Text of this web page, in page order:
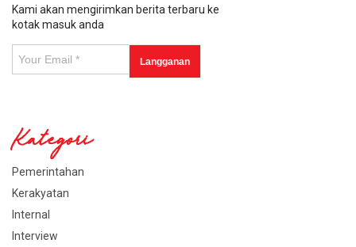
Kami akan mengirimkan berita terbaru ke
kotak masuk anda
Kategori
Pemerintahan
Kerakyatan
Internal
Interview